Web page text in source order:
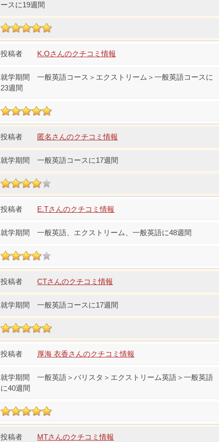
ースに19週間
K.Oさんのクチコミ情報
一般英語コース＞エクストリーム＞一般英語コースに
23週間
匿名さんのクチコミ情報
一般英語コースに17週間
E.Tさんのクチコミ情報
一般英語、エクストリーム、一般英語に48週間
CTさんのクチコミ情報
一般英語コースに17週間
厚海 衣香さんのクチコミ情報
一般英語＞バリスタ＞エクストリーム英語＞一般英語
に40週間
MTさんのクチコミ情報